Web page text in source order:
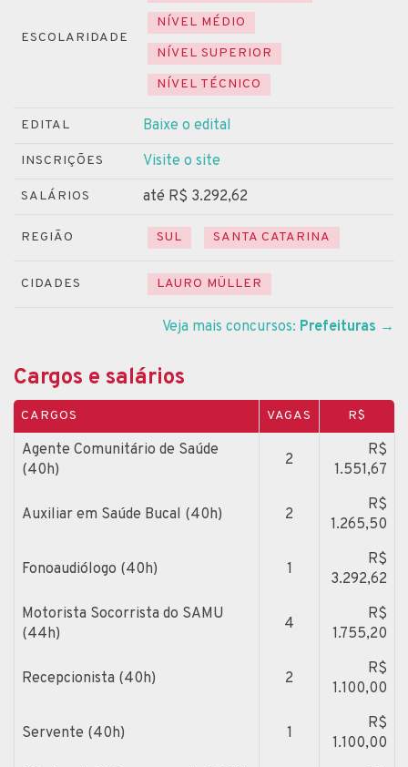
ESCOLARIDADE
NÍVEL MÉDIO
NÍVEL SUPERIOR
NÍVEL TÉCNICO
EDITAL Baixe o edital
INSCRIÇÕES Visite o site
SALÁRIOS até R$ 3.292,62
REGIÃO SUL SANTA CATARINA
CIDADES LAURO MÜLLER
Veja mais concursos: Prefeituras →
Cargos e salários
CARGOS VAGAS R$
Agente Comunitário de Saúde
(40h)
2
R$
1.551,67
Auxiliar em Saúde Bucal (40h) 2
R$
1.265,50
Fonoaudiólogo (40h) 1
R$
3.292,62
Motorista Socorrista do SAMU
(44h)
4
R$
1.755,20
Recepcionista (40h) 2
R$
1.100,00
Servente (40h) 1
R$
1.100,00